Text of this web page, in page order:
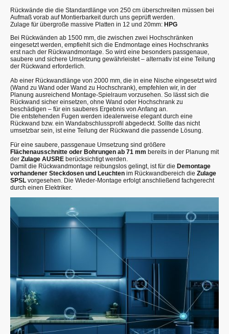
Rückwände die die Standardlänge von 250 cm überschreiten müssen bei
Aufmaß vorab auf Montierbarkeit durch uns geprüft werden.
Zulage für übergroße massive Platten in 12 und 20mm: HPG
Bei Rückwänden ab 1500 mm, die zwischen zwei Hochschränken
eingesetzt werden, empfiehlt sich die Endmontage eines Hochschranks
erst nach der Rückwandmontage. So wird eine besonders passgenaue,
saubere und sichere Umsetzung gewährleistet – alternativ ist eine Teilung
der Rückwand erforderlich.
Ab einer Rückwandlänge von 2000 mm, die in eine Nische eingesetzt wird
(Wand zu Wand oder Wand zu Hochschrank), empfehlen wir, in der
Planung ausreichend Montage-Spielraum vorzusehen. So lässt sich die
Rückwand sicher einsetzen, ohne Wand oder Hochschrank zu
beschädigen – für ein sauberes Ergebnis von Anfang an.
Die entstehenden Fugen werden idealerweise elegant durch eine
Rückwand bzw. ein Wandabschlussprofil abgedeckt. Sollte das nicht
umsetzbar sein, ist eine Teilung der Rückwand die passende Lösung.
Für eine saubere, passgenaue Umsetzung sind größere
Flächenausschnitte oder Bohrungen ab 71 mm bereits in der Planung mit
der Zulage AUSRE berücksichtigt werden.
Damit die Rückwandmontage reibungslos gelingt, ist für die Demontage
vorhandener Steckdosen und Leuchten im Rückwandbereich die Zulage
SPSL vorgesehen. Die Wieder-Montage erfolgt anschließend fachgerecht
durch einen Elektriker.